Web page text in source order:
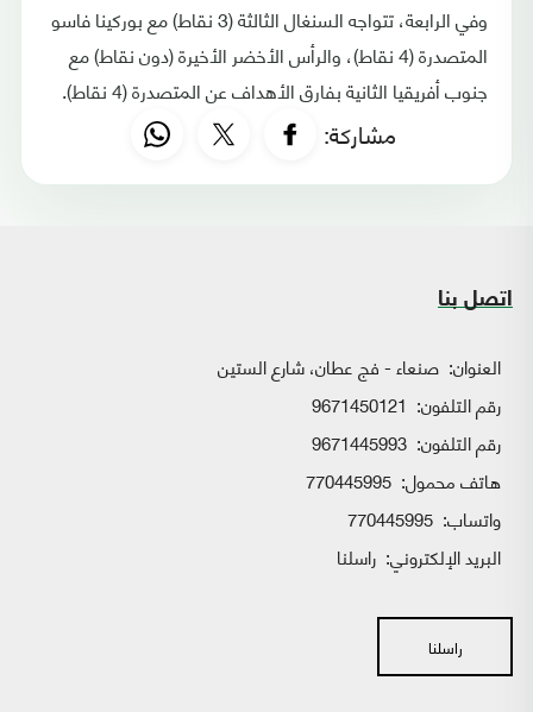
وفي الرابعة، تتواجه السنغال الثالثة (3 نقاط) مع بوركينا فاسو
المتصدرة (4 نقاط)، والرأس الأخضر الأخيرة (دون نقاط) مع
جنوب أفريقيا الثانية بفارق الأهداف عن المتصدرة (4 نقاط).
مشاركة:
اتصل بنا
العنوان: صنعاء - فج عطان، شارع الستين
رقم التلفون: 9671450121
رقم التلفون: 9671445993
هاتف محمول: 770445995
واتساب:
البريد الإلكتروني: راسلنا
راسلنا